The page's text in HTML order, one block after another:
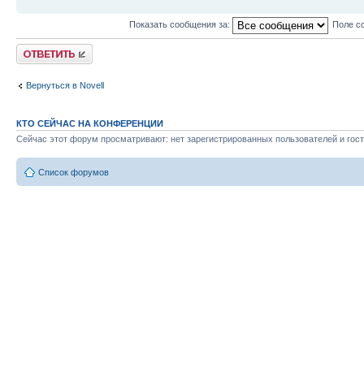
Показать сообщения за: Поле
Ответить
Вернуться в Novell
КТО СЕЙЧАС НА КОНФЕРЕНЦИИ
Сейчас этот форум просматривают: нет зарегистрированных пользователей и
Список форумов